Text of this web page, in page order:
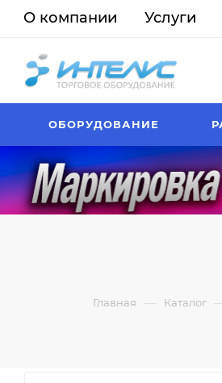
О компании Услуги
ОБОРУДОВАНИЕ
Главная — Каталог